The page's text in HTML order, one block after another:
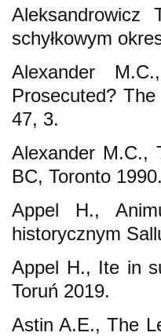
Aleksandrowicz
schyłkowym
Alexander
Prosecuted?
47, 3.
Alexander M.C.,
BC, Toronto 1990.
Appel H.,
historycznym
Appel H., Ite in
Toruń 2019.
Astin A.E., The